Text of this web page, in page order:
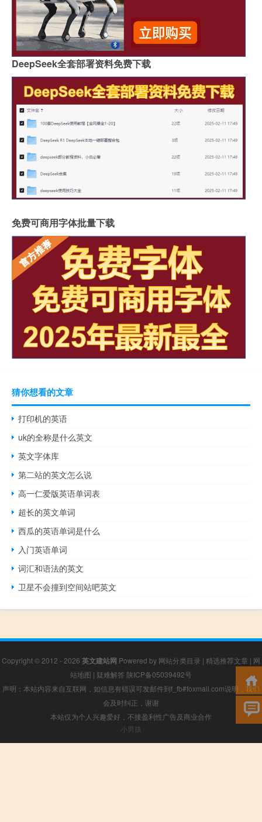
DeepSeek全套部署资料免费下载
免费可商用字体批量下载
猜你想看的文章
打印机的英语
uk的全称是什么英文
英文字体库
第二站的英文怎么说
高一仁爱版英语单词表
超长的英文单词
西瓜的英语单词是什么
入门英语单词
词汇和语法的英文
卫星不会撞到空间站吧英文
Copyright © 2012 - 2026 英文建站网 Powered by 网站分类目录 | 精选推荐文章 | 网
站地图 | 疑难解答 陕ICP备05039492号
声明：本站内容来自互联网，如信息有错误可发邮件到f_fb#foxmail.com说明，我们
会及时纠正，谢谢
本站仅为个人兴趣爱好，不接盈利性广告及商业合作
小男孩